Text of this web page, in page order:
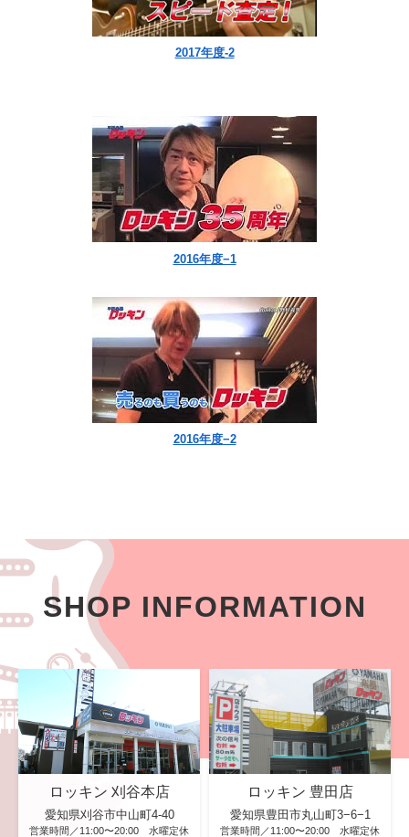
2017年度-2
2016年度−1
2016年度−2
SHOP INFORMATION
ロッキン 刈谷本店
愛知県刈谷市中山町4-40
営業時間／11:00〜20:00 水曜定休
ロッキン 豊田店
愛知県豊田市丸山町3−6−1
営業時間／11:00〜20:00 水曜定休